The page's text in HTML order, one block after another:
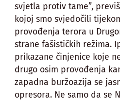
svjetla protiv tame”,
kojoj smo svjedočili
provođenja terora u
strane fašističkih režima.
prikazane činjenice koje
drugo osim provođenja
zapadna buržoazija se
opresora. Ne samo da se